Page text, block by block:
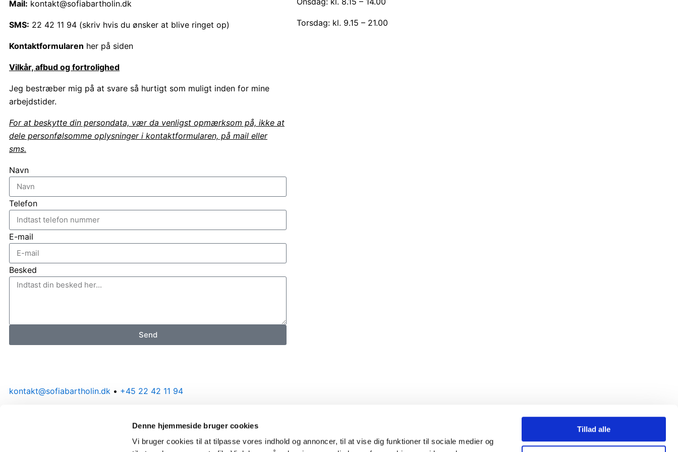
Denne hjemmeside bruger cookies
Vi bruger cookies til at tilpasse vores indhold og annoncer, til at vise dig funktioner til sociale medier og
Tillad alle
Mail: kontakt@sofiabartholin.dk
SMS: 22 42 11 94 (skriv hvis du ønsker at blive ringet op)
Kontaktformularen her på siden
Vilkår, afbud og fortrolighed
Jeg bestræber mig på at svare så hurtigt som muligt inden for mine
arbejdstider.
For at beskytte din persondata, vær da venligst opmærksom på, ikke at
dele personfølsomme oplysninger i kontaktformularen, på mail eller
sms.
Navn
Telefon
E-mail
Besked
Send
Torsdag: kl. 9.15 – 21.00
kontakt@sofiabartholin.dk • +45 22 42 11 94